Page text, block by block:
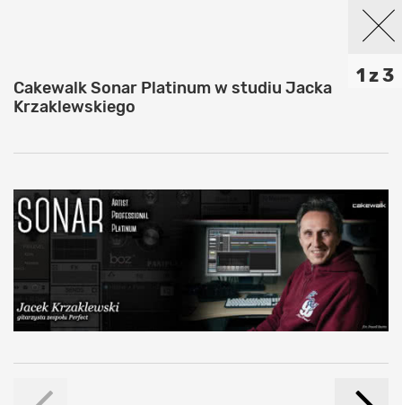
1 z 3
Cakewalk Sonar Platinum w studiu Jacka
Krzaklewskiego